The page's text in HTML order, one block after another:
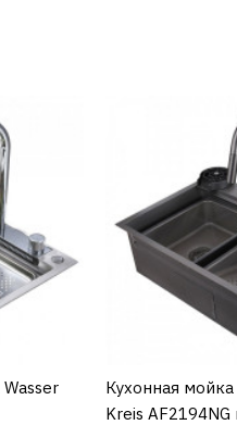
Кухонная мойка
Kreis AF2194NG